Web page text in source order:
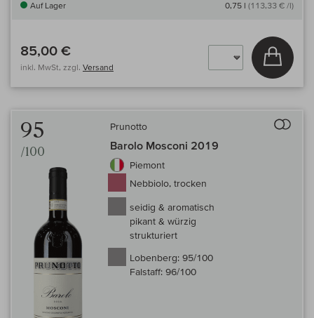
Auf Lager 0,75 l (113,33 € /l)
85,00 €
inkl. MwSt, zzgl. Versand
In
95
/100
Prunotto
Barolo Mosconi 2019
Piemont
Nebbiolo, trocken
seidig & aromatisch
pikant & würzig
strukturiert
Lobenberg: 95/100
Falstaff: 96/100